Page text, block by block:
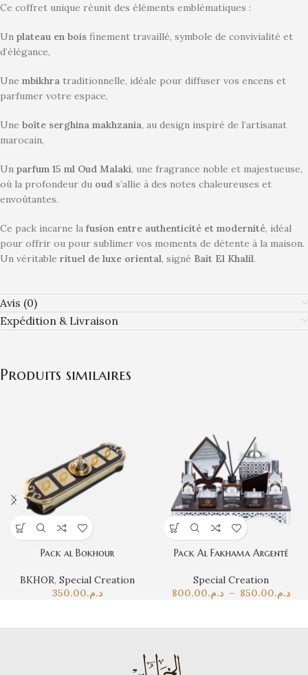
Ce coffret unique réunit des éléments emblématiques :
Un plateau en bois finement travaillé, symbole de convivialité et
d’élégance,
Une mbikhra traditionnelle, idéale pour diffuser vos encens et
parfumer votre espace,
Une boîte serghina makhzania, au design inspiré de l’artisanat
marocain,
Un parfum 15 ml Oud Malaki, une fragrance noble et majestueuse,
où la profondeur du oud s’allie à des notes chaleureuses et
envoûtantes.
Ce pack incarne la fusion entre authenticité et modernité, idéal
pour offrir ou pour sublimer vos moments de détente à la maison.
Un véritable rituel de luxe oriental, signé Bait El Khalil.
Avis (0)
Expédition & Livraison
Produits similaires
Pack al Bokhour
BKHOR, Special Creation
د.م.350.00
Pack Al Fakhama Argenté
Special Creation
د.م.800.00 – د.م.850.00